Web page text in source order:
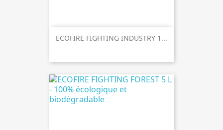
ECOFIRE FIGHTING INDUSTRY 1...